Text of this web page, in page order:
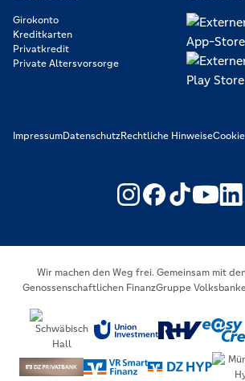
Girokonto
Kreditkarten
Privatkredit
Private Altersvorsorge
ImpressumDatenschutzRechtliche Hinweise
https://
Wir machen den Weg frei. Gemeinsam mit
Genossenschaftlichen FinanzGruppe